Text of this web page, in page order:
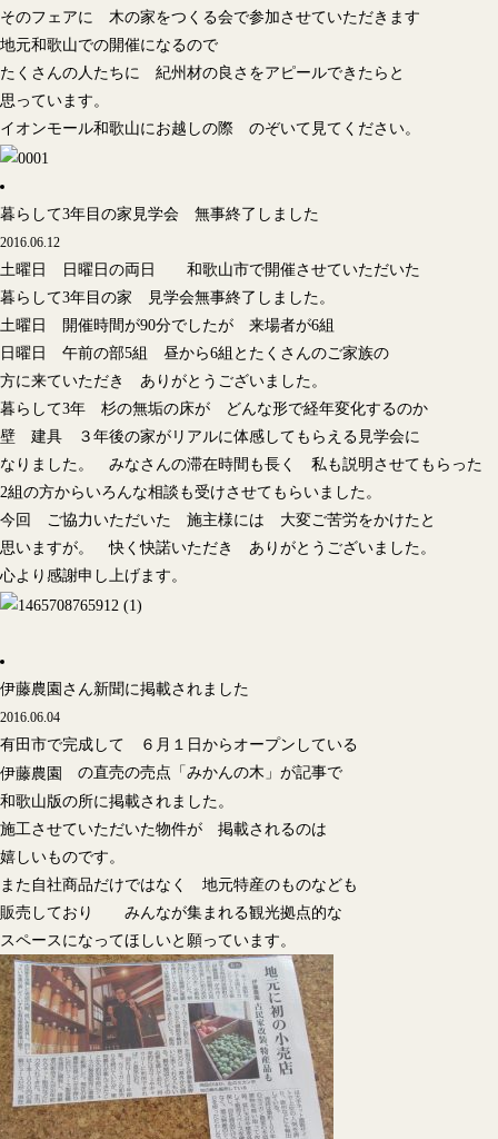
そのフェアに 木の家をつくる会で参加させていただきます
地元和歌山での開催になるので
たくさんの人たちに 紀州材の良さをアピールできたらと
思っています。
イオンモール和歌山にお越しの際 のぞいて見てください。
暮らして3年目の家見学会 無事終了しました
2016.06.12
土曜日 日曜日の両日 和歌山市で開催させていただいた
暮らして3年目の家 見学会無事終了しました。
土曜日 開催時間が90分でしたが 来場者が6組
日曜日 午前の部5組 昼から6組とたくさんのご家族の
方に来ていただき ありがとうございました。
暮らして3年 杉の無垢の床が どんな形で経年変化するのか
壁 建具 ３年後の家がリアルに体感してもらえる見学会に
なりました。 みなさんの滞在時間も長く 私も説明させてもらった
2組の方からいろんな相談も受けさせてもらいました。
今回 ご協力いただいた 施主様には 大変ご苦労をかけたと
思いますが。 快く快諾いただき ありがとうございました。
心より感謝申し上げます。
伊藤農園さん新聞に掲載されました
2016.06.04
有田市で完成して ６月１日からオープンしている
伊藤農園
の直売の売点「みかんの木」が記事で
和歌山版の所に掲載されました。
施工させていただいた物件が 掲載されるのは
嬉しいものです。
また自社商品だけではなく 地元特産のものなども
販売しており みんなが集まれる観光拠点的な
スペースになってほしいと願っています。